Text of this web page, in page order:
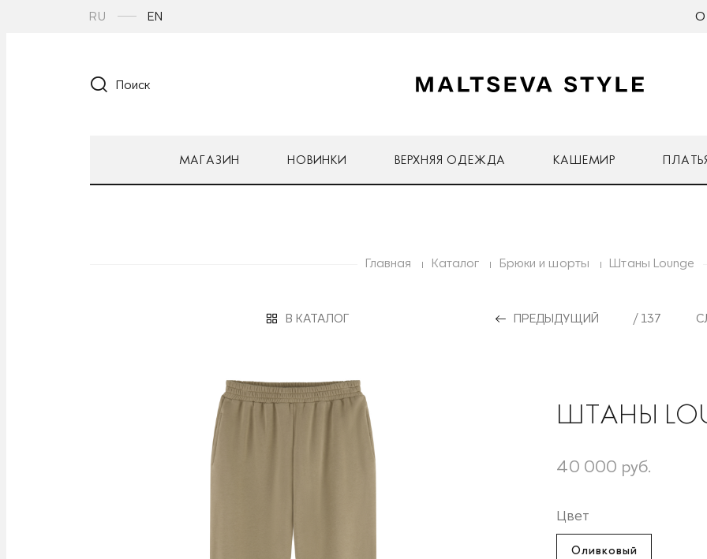
RU EN О
Поиск
МАГАЗИН НОВИНКИ ВЕРХНЯЯ ОДЕЖДА КАШЕМИР
Главная Каталог Брюки и шорты Штаны Lounge
В КАТАЛОГ ПРЕДЫДУЩИЙ / 137
ШТАНЫ
40 000 руб.
Цвет
Оливковый